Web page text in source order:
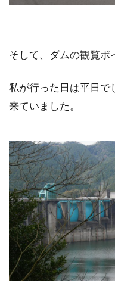
そして、ダムの観覧ポ
私が行った日は平日で
来ていました。